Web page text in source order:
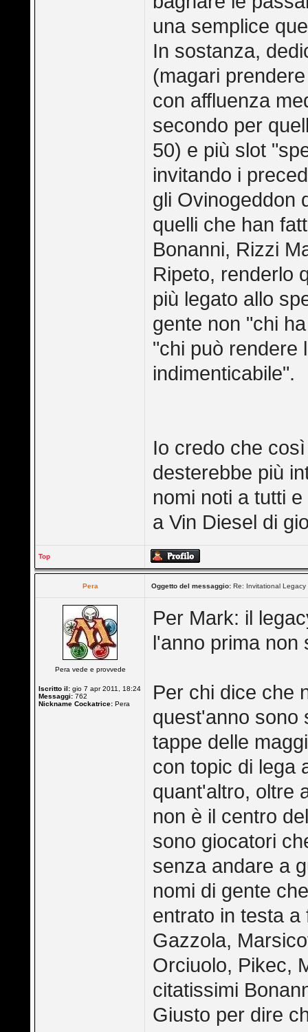
una semplice
In sostanza,
(magari
con affluenza
secondo per
50) e più slot
invitando i
gli Ovinogeddon
quelli che han
Bonanni, Rizzi
Ripeto, renderlo
più legato allo
gente non "chi
"chi può rendere
indimenticabile".
Io credo che
desterebbe più
nomi noti a tutti
a Vin Diesel di
Top
Pera Oggetto del messaggio: Re: Invitational Legacy
Pera vede e provvede
Iscritto il: gio 7 apr 2011, 18:24
Messaggi: 762
Nickname Cockatrice: Pera
Per Mark: il
l'anno prima non
Per chi dice che
quest'anno sono
tappe delle
con topic di lega
quant'altro, oltre
non è il centro
sono giocatori
senza andare a
nomi di gente
entrato in testa a
Gazzola,
Orciuolo, Pikec,
citatissimi
Giusto per dire